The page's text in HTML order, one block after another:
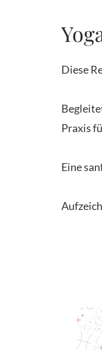
Diese
Praxis
Eine